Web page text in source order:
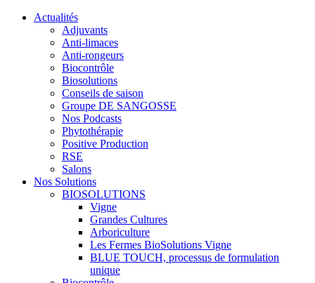
Actualités
Adjuvants
Anti-limaces
Anti-rongeurs
Biocontrôle
Biosolutions
Conseils de saison
Groupe DE SANGOSSE
Nos Podcasts
Phytothérapie
Positive Production
RSE
Salons
Nos Solutions
BIOSOLUTIONS
Vigne
Grandes Cultures
Arboriculture
Les Fermes BioSolutions Vigne
BLUE TOUCH, processus de formulation
unique